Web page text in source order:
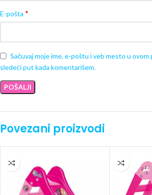
E-pošta *
Sačuvaj moje ime, e-poštu i veb mesto u ovom
sledeći put kada komentarišem.
Povezani proizvodi